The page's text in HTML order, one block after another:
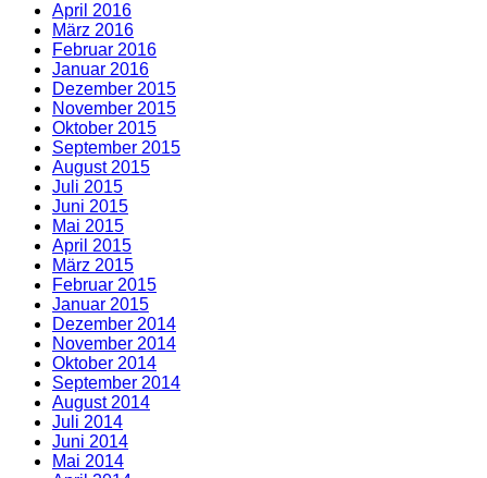
April 2016
März 2016
Februar 2016
Januar 2016
Dezember 2015
November 2015
Oktober 2015
September 2015
August 2015
Juli 2015
Juni 2015
Mai 2015
April 2015
März 2015
Februar 2015
Januar 2015
Dezember 2014
November 2014
Oktober 2014
September 2014
August 2014
Juli 2014
Juni 2014
Mai 2014